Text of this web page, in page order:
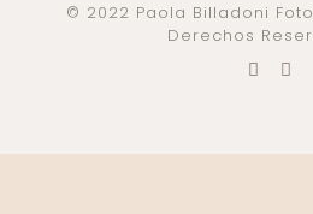
© 2022 Paola Billadoni
Derechos